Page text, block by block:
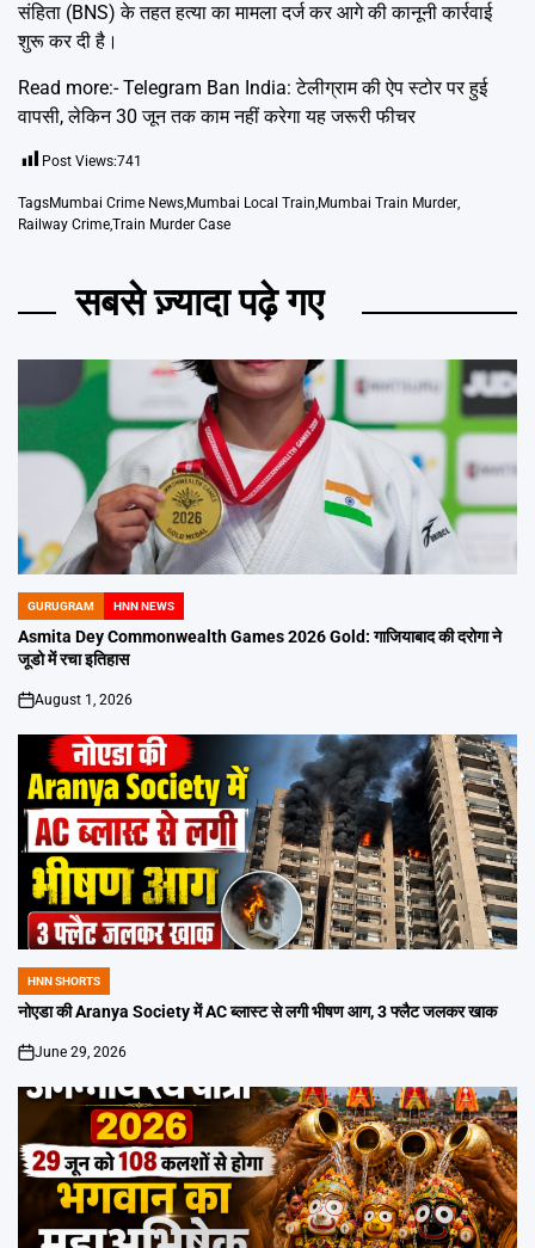
संहिता (BNS) के तहत हत्या का मामला दर्ज कर आगे की कानूनी कार्रवाई
शुरू कर दी है।
Read more:-Telegram Ban India: टेलीग्राम की ऐप स्टोर पर हुई
वापसी, लेकिन 30 जून तक काम नहीं करेगा यह जरूरी फीचर
Post Views:741
TagsMumbai Crime News,Mumbai Local Train,Mumbai Train Murder,
Railway Crime,Train Murder Case
सबसे ज़्यादा पढ़े गए
POSTED
IN
GURUGRAM HNN NEWS
Asmita Dey Commonwealth Games 2026 Gold: गाजियाबाद की दरोगा ने
जूडो में रचा इतिहास
on
August 1, 2026
POSTED
IN
HNN SHORTS
नोएडा की Aranya Society में AC ब्लास्ट से लगी भीषण आग, 3 फ्लैट जलकर खाक
on
June 29, 2026